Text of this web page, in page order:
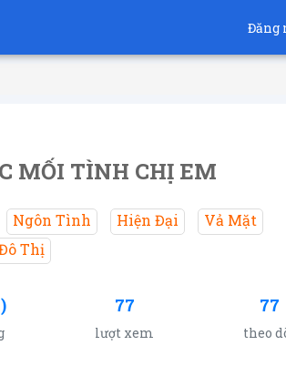
Đăng
MỐI TÌNH CHỊ EM
Ngôn Tình Hiện Đại
Vả Mặt
Thị
77
lượt xem
77
theo